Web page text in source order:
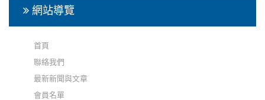
2023年07月28日-溫協-北投夏日魔法節開幕相本
網站導覽
首頁
聯絡我們
最新新聞與文章
會員名單